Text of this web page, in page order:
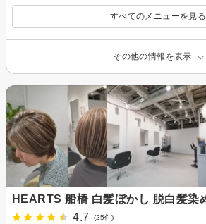
すべてのメニューを見る
その他の情報を表示
HEARTS 船橋 白髪ぼかし 脱白髪染
4.7
(25件)